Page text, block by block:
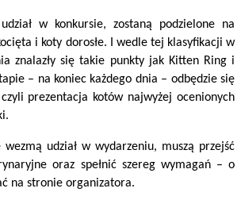
w konkursie, zostaną podzielone na
i koty dorosłe. I wedle tej klasyfikacji w
znalazły się takie punkty jak Kitten Ring i
– na koniec każdego dnia – odbędzie się
prezentacja kotów najwyżej ocenionych
wezmą udział w wydarzeniu, muszą przejść
oraz spełnić szereg wymagań – o
na stronie organizatora.